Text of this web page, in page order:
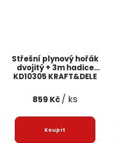
Střešní plynový hořák
dvojitý + 3m hadice
KD10305 KRAFT&DELE
859 Kč/ ks